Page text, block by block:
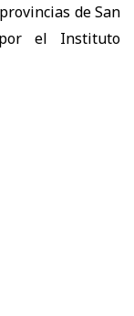
de San
el Instituto